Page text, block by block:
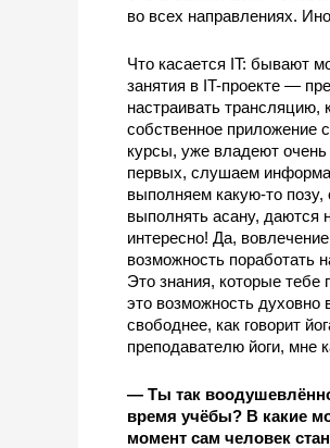
во всех направлениях.
Что касается IT: бывают
занятия в IT-проекте —
настраивать трансляцию,
собственное приложение
курсы, уже владеют очень
первых, слушаем
выполняем какую-то позу,
выполнять асану, даются
интересно! Да,
возможность поработать
Это знания, которые тебе
это возможность
свободнее, как говорит
преподавателю йоги, мне
— Ты так
время учёбы? В какие
момент сам человек